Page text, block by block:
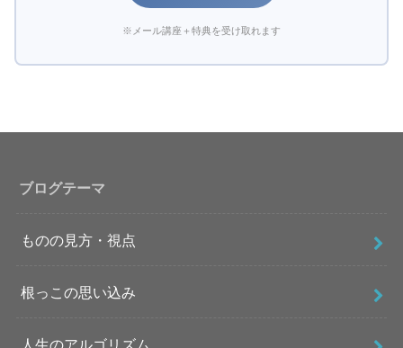
※メール講座＋特典を受け取れます
ブログテーマ
ものの見方・視点
根っこの思い込み
人生のアルゴリズム